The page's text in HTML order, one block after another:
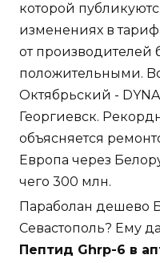
которой
изменениях в
от производителей
положительными.
Октябрьский -
Георгиевск.
объясняется
Европа через
чего 300 млн.
Параболан дешево
Севастополь? Ему
Пептид Ghrp-6 в